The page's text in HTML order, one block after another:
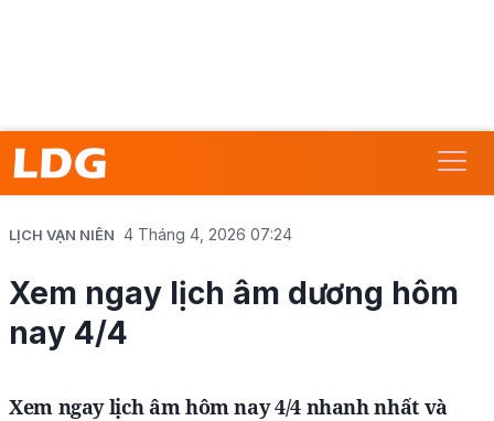
LỊCH VẠN NIÊN 4 Tháng 4, 2026 07:24
Xem ngay lịch âm dương hôm
nay 4/4
Xem ngay lịch âm hôm nay 4/4 nhanh nhất và